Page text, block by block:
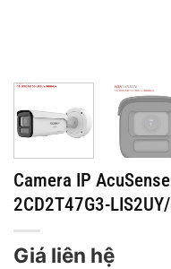
Camera IP
2CD2T47G3-
Giá liên hệ